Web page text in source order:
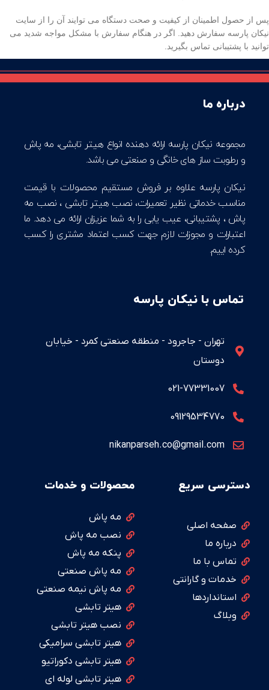
پس از حصول اطمینان از کیفیت و صحت دستگاه می توایند آن را از سایت
نیکان پارسه سفارش دهید. اگر در هنگام سفارش با مشکل مواجه شدید می
توانید با پشتیبانی تماس بگیرید.
درباره ما
مجموعه نیکان پارسه ارائه دهنده انواع هیتر تابشی، مه پاش
و رطوبت ساز های خانگی و صنعتی می باشد.
نیکان پارسه علاوه بر فروش مستقیم محصولات با قیمت
مناسب خدماتی نظیر تعمیرات، نصب هیتر تابشی ، نصب مه
پاش ، پشتیبانی، عیب یابی را به شما عزیزان ارائه می دهد. ما
اعتبارات و مجوزات لازم جهت کسب اعتماد مشتری را کسب
کرده اییم.
تماس با نیکان پارسه
تهران - جاجرود - منطقه صنعتی کمرد - خیابان
دوستان
021-77331007
09129534770
nikanparseh.co@gmail.com
دسترسی سریع
صفحه اصلی
درباره ما
تماس با ما
خدمات و گارانتی
استانداردها
وبلاگ
محصولات و خدمات
مه پاش
نصب مه پاش
پنکه مه پاش
مه پاش صنعتی
مه پاش نیمه صنعتی
هیتر تابشی
نصب هیتر تابشی
هیتر تابشی سرامیکی
هیتر تابشی دکوراتیو
هیتر تابشی لوله ای